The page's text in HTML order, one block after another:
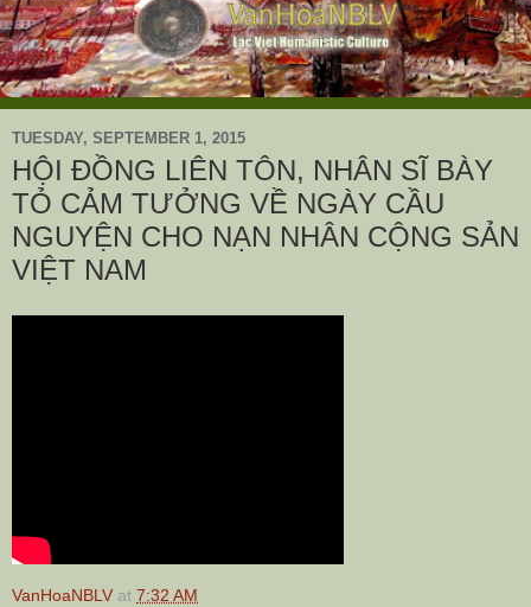
TUESDAY, SEPTEMBER 1, 2015
HỘI ĐỒNG LIÊN TÔN, NHÂN SĨ BÀY
TỎ CẢM TƯỞNG VỀ NGÀY CẦU
NGUYỆN CHO NẠN NHÂN CỘNG SẢN
VIỆT NAM
VanHoaNBLV at 7:32 AM